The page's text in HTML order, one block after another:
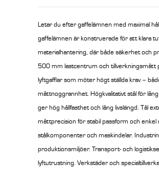
Letar du efter gaffelämnen med maximal
gaffelämnen är konstruerade för att klara
materialhantering, där både säkerhet och
500 mm lastcentrum och
lyftgafflar som möter högt ställda krav –
måttnoggrannhet. Högkvalitativt stål för
ger hög hållfasthet och lång livslängd. Tål
måttprecision för stabil passform och enkel
stålkomponenter och maskindelar.
produktionsmiljöer. Transport- och
lyftutrustning. Verkstäder och